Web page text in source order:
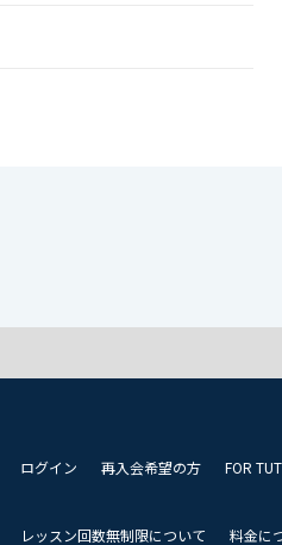
ログイン 再入会希望の方 FOR
レッスン回数無制限について
料金に